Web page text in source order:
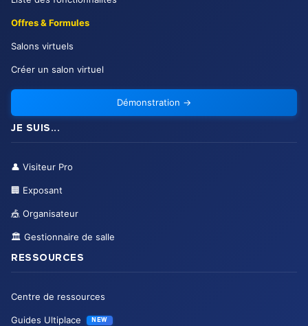
Offres & Formules
Salons virtuels
Créer un salon virtuel
Démonstration →
JE SUIS...
👤 Visiteur Pro
🏢 Exposant
🎪 Organisateur
🏛️ Gestionnaire de salle
RESSOURCES
Centre de ressources
Guides Ultiplace NEW